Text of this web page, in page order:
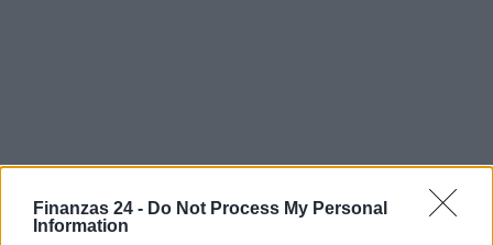
Finanzas 24 - Do Not Process My Personal
Information